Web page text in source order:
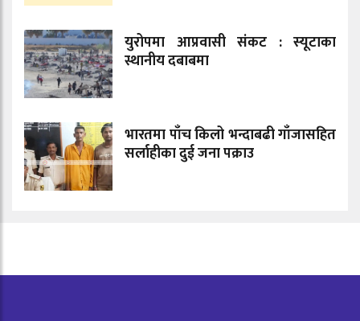
युरोपमा आप्रवासी संकट : स्यूटाका
स्थानीय दबाबमा
भारतमा पाँच किलो भन्दाबढी गाँजासहित
सर्लाहीका दुई जना पक्राउ